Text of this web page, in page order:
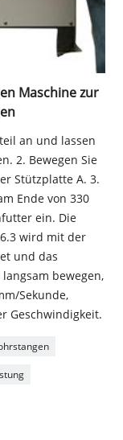
Maschine zur
an und lassen
2. Bewegen Sie
Stützplatte A. 3.
Ende von 330
ein. Die
wird mit der
und das
bewegen,
Sekunde,
Geschwindigkeit.